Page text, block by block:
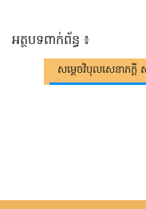
អត្ថបទពាក់ព័ន្ធ ៖
សម្តេចវិបុលសេនាភក្